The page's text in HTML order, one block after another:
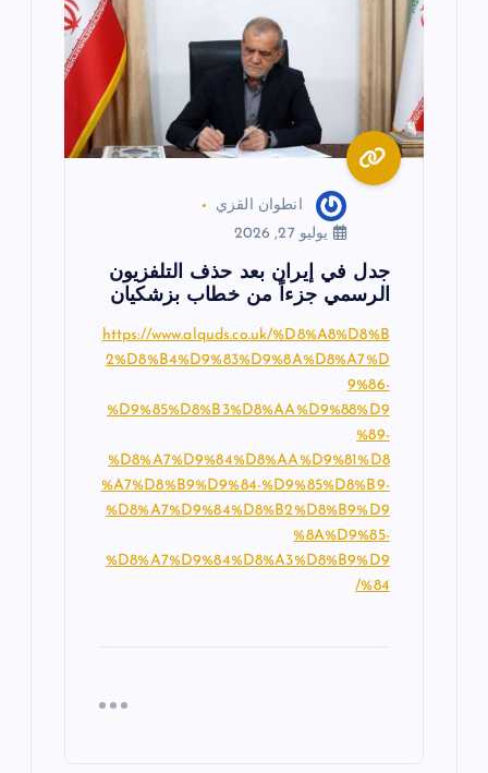
انطوان القزي
يوليو 27, 2026
جدل في إيران بعد حذف التلفزيون
الرسمي جزءاً من خطاب بزشكيان
https://www.alquds.co.uk/%D8%A8%D8%B
2%D8%B4%D9%83%D9%8A%D8%A7%D
9%86-
%D9%85%D8%B3%D8%AA%D9%88%D9
%89-
%D8%A7%D9%84%D8%AA%D9%81%D8
%A7%D8%B9%D9%84-%D9%85%D8%B9-
%D8%A7%D9%84%D8%B2%D8%B9%D9
%8A%D9%85-
%D8%A7%D9%84%D8%A3%D8%B9%D9
%84/